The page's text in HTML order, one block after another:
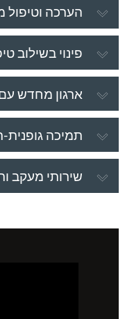
הערכה וטיפול
פינוי בשילוב
ארגון מחדש
תמיכה
שירותי מעקב